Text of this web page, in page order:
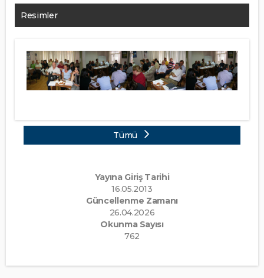
Resimler
Tümü
Yayına Giriş Tarihi
16.05.2013
Güncellenme Zamanı
26.04.2026
Okunma Sayısı
762